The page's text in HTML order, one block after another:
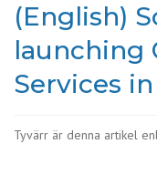
(English)
launching
Services
Tyvärr är denna artikel